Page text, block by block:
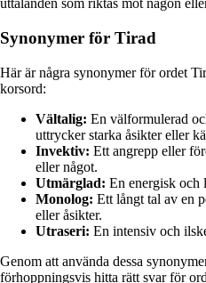
uttalanden som riktas mot någon
Synonymer för Tirad
Här är några synonymer för ordet
korsord:
Vältalig: En välformulerad
uttrycker starka åsikter eller
Invektiv: Ett angrepp eller
eller något.
Utmärglad: En energisk och
Monolog: Ett långt tal av en
eller åsikter.
Utraseri: En intensiv och
Genom att använda dessa
förhoppningsvis hitta rätt svar för